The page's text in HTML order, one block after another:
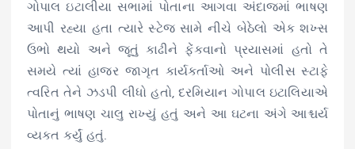
ગોપાલ ઇટાલીયા સભામાં પોતાના આગવા અંદાજમાં ભાષણ
આપી રહ્યા હતા ત્યારે સ્ટેજ સામે નીચે બેઠેલો એક શખ્સ
ઉભો થયો અને જૂતું કાઢીને ફેંકવાનો પ્રયાસમાં હતો તે
સમયે ત્યાં હાજર જાગૃત કાર્યકર્તાઓ અને પોલીસ સ્ટાફે
ત્વરિત તેને ઝડપી લીધો હતો, દરમિયાન ગોપાલ ઇટાલિયાએ
પોતાનું ભાષણ ચાલુ રાખ્યું હતું અને આ ઘટના અંગે આશ્ચર્ય
વ્યક્ત કર્યું હતું.